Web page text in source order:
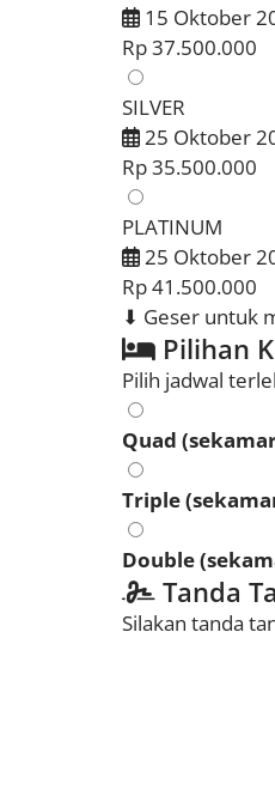
15 Oktober
Rp 37.500.000
SILVER
25 Oktober
Rp 35.500.000
PLATINUM
25 Oktober
Rp 41.500.000
⬇ Geser untuk
Pilihan
Pilih jadwal
Quad
Triple
Double
Tanda
Silakan tanda